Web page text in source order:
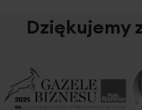
Dziękujemy